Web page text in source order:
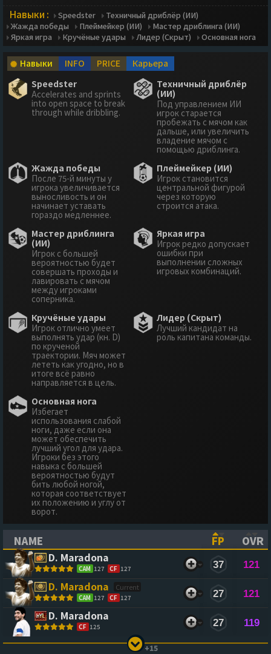
Навыки : Speedster
Техничный дриблёр (ИИ)
Жажда победы
Плеймейкер (ИИ)
Мастер дриблинга (ИИ)
Яркая игра
Кручёные удары Лидер (Скрыт) Основная нога
Навыки INFO PRICE
Карьера
Speedster
Accelerates and sprints
into open space to break
through while dribbling.
Техничный дриблёр
(ИИ)
Под управлением ИИ
игрок старается
пробежать с мячом как
дальше, или увеличить
владение мячом с
помощью дриблинга.
Жажда победы
После 75-й минуты у
игрока увеличивается
выносливость и он
начинает уставать
гораздо медленнее.
Плеймейкер (ИИ)
Игрок становится
центральной фигурой
через которую
строится атака.
Мастер дриблинга
(ИИ)
Игрок с большей
вероятностью будет
совершать проходы и
лавировать с мячом
между игроками
соперника.
Яркая игра
Игрок редко допускает
ошибки при
выполнении сложных
игровых комбинаций.
Кручёные удары
Игрок отлично умеет
выполнять удар (кн. D)
по крученой
траектории. Мяч может
лететь как угодно, но в
итоге всё равно
направляется в цель.
Лидер (Скрыт)
Лучший кандидат на
роль капитана команды.
Основная нога
Избегает
использования слабой
ноги, даже если она
может обеспечить
лучший угол для удара.
Игроки без этого
навыка с большей
вероятностью будут
бить любой ногой,
которая соответствует
их положению и углу от
ворот.
NAME
(CLICK TO SORT ASCENDING)
FP
OVR
D. Maradona
CAM 127 CF 127 37 121
D. Maradona
CAM 127 CF 127 27 121
D. Maradona
CF 125 27 119
+15